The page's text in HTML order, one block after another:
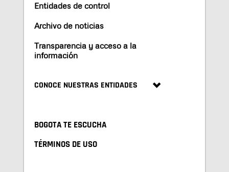
Entidades de control
Archivo de noticias
Transparencia y acceso a la
información
CONOCE NUESTRAS ENTIDADES
BOGOTA TE ESCUCHA
TÉRMINOS DE USO